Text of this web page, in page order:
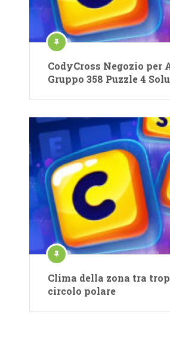
CodyCross Negozio per
Gruppo 358 Puzzle 4
Clima della zona tra
circolo polare